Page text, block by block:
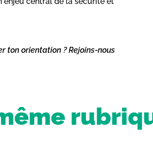
ton orientation ? Rejoins-nous